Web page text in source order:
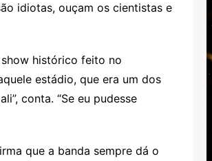
idiotas, ouçam os cientistas e
histórico feito no
estádio, que era um dos
conta. “Se eu pudesse
que a banda sempre dá o